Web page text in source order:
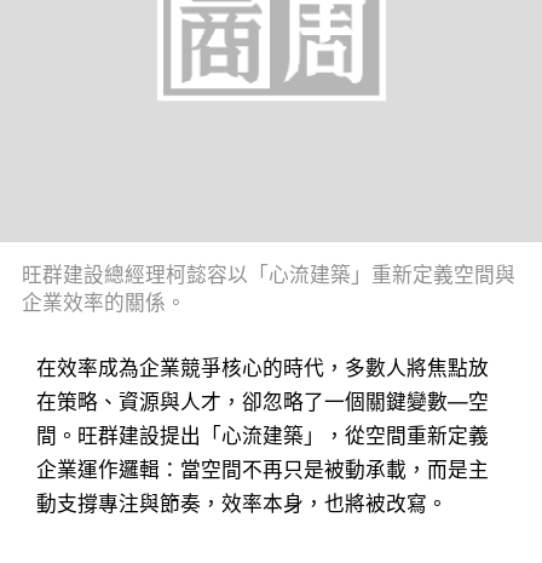
旺群建設總經理柯懿容以「心流建築」重新定義空間與
企業效率的關係。
在效率成為企業競爭核心的時代，多數人將焦點放
在策略、資源與人才，卻忽略了一個關鍵變數—空
間。旺群建設提出「心流建築」，從空間重新定義
企業運作邏輯：當空間不再只是被動承載，而是主
動支撐專注與節奏，效率本身，也將被改寫。